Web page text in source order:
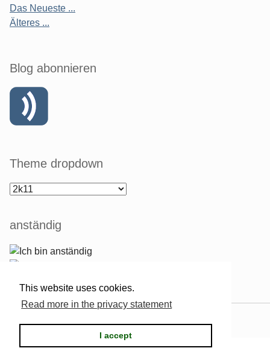
This website uses cookies.
Read more in the privacy statement
I accept
Das Neueste ...
Älteres ...
Blog abonnieren
Theme dropdown
anständig